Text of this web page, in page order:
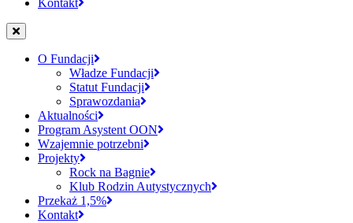
Kontakt
O Fundacji
Władze Fundacji
Statut Fundacji
Sprawozdania
Aktualności
Program Asystent OON
Wzajemnie potrzebni
Projekty
Rock na Bagnie
Klub Rodzin Autystycznych
Przekaż 1,5%
Kontakt